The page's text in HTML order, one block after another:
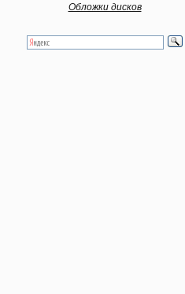
Обложки дисков